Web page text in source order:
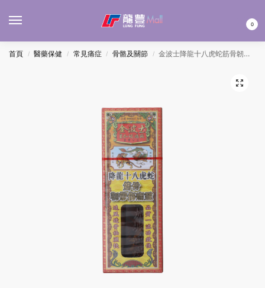
0
首頁 / 醫藥保健 / 常見痛症 / 骨骼及關節 / 金波士降龍十八虎蛇筋骨韌帶傷痛靈油 40ML